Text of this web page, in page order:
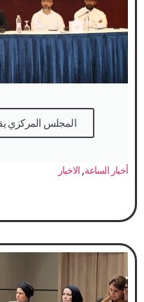
المجلس المركزي
أخبار الساعة, الاخبار